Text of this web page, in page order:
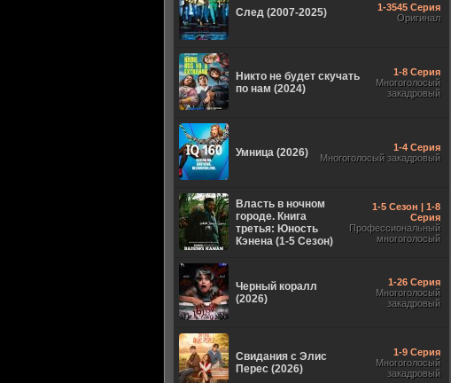
След (2007-2025)
1-3545 Серия
Оригинал
Никто не будет скучать
по нам (2024)
1-8 Серия
Многоголосый
закадровый
Умница (2026)
1-4 Серия
Многоголосый закадровый
Власть в ночном
городе. Книга
третья: Юность
Кэнена (1-5 Сезон)
1-5 Сезон | 1-8
Серия
Профессиональный
многоголосый
Черный коралл
(2026)
1-26 Серия
Многоголосый
закадровый
Свидания с Элис
Перес (2026)
1-9 Серия
Многоголосый
закадровый